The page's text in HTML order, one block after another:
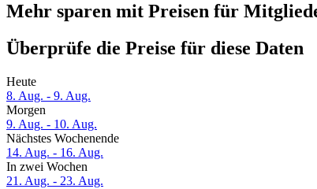
Mehr sparen mit Preisen für
Überprüfe die Preise für diese Daten
Heute
8. Aug. - 9. Aug.
Morgen
9. Aug. - 10. Aug.
Nächstes Wochenende
14. Aug. - 16. Aug.
In zwei Wochen
21. Aug. - 23. Aug.